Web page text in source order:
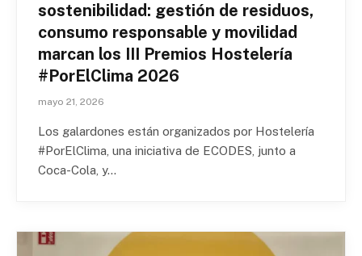
sostenibilidad: gestión de residuos,
consumo responsable y movilidad
marcan los III Premios Hostelería
#PorElClima 2026
mayo 21, 2026
Los galardones están organizados por Hostelería
#PorElClima, una iniciativa de ECODES, junto a
Coca-Cola, y…